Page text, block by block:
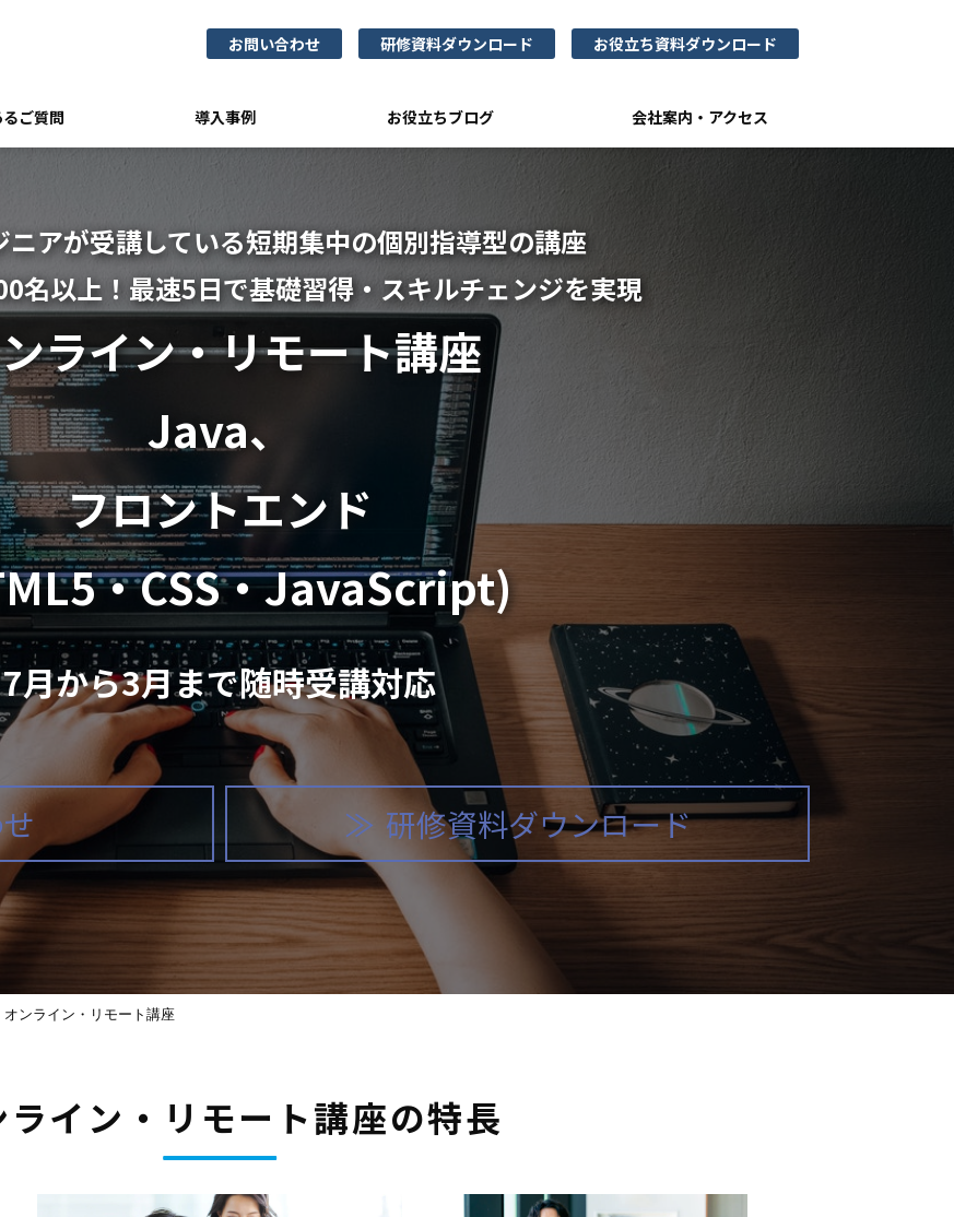
お問い合わせ 研修資料ダウンロード お役立ち資料ダウンロード
ご質問 導入事例 お役立ちブログ 会社案内・アクセス
ニアが受講している短期集中の個別指導型の講座
名以上！最速5日で基礎習得・スキルチェンジを実現
ライン・リモート講座
Java、
フロントエンド
・CSS・JavaScript)
7月から3月まで随時受講対応
研修資料ダウンロード
オンライン・リモート講座
ライン・リモート講座の特長